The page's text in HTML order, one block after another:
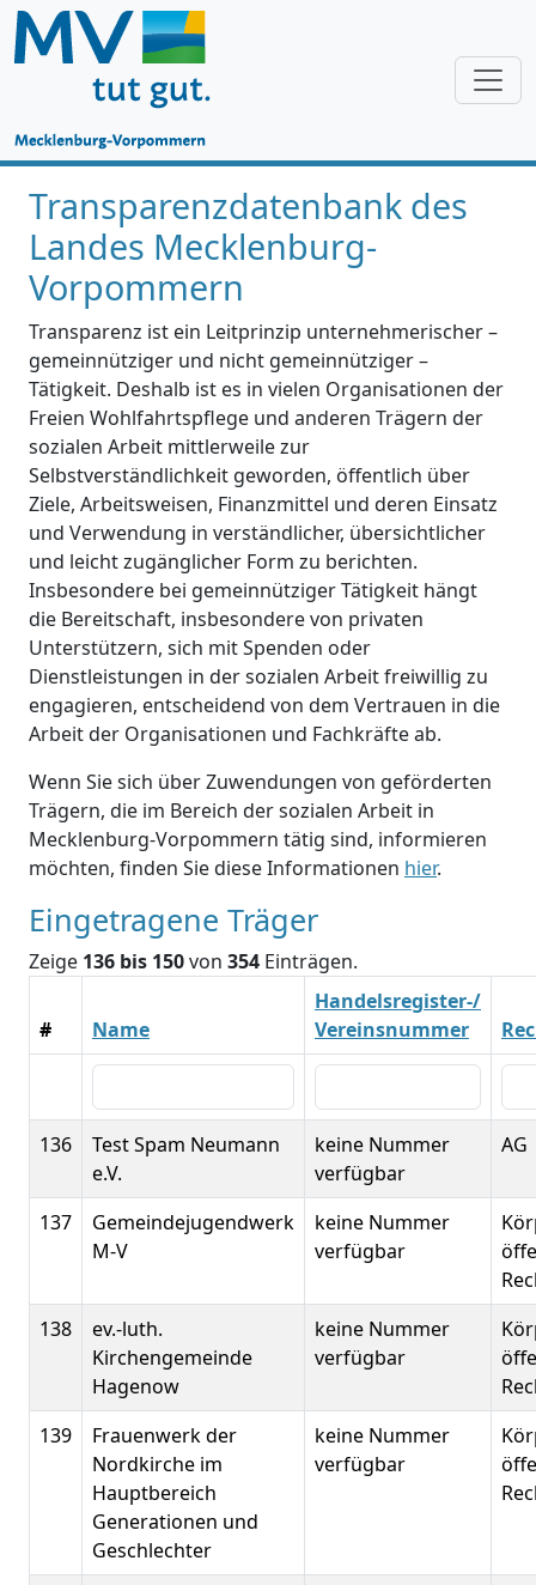
Transparenzdatenbank des
Landes Mecklenburg-
Vorpommern
Transparenz ist ein Leitprinzip unternehmerischer –
gemeinnütziger und nicht gemeinnütziger –
Tätigkeit. Deshalb ist es in vielen Organisationen der
Freien Wohlfahrtspflege und anderen Trägern der
sozialen Arbeit mittlerweile zur
Selbstverständlichkeit geworden, öffentlich über
Ziele, Arbeitsweisen, Finanzmittel und deren Einsatz
und Verwendung in verständlicher, übersichtlicher
und leicht zugänglicher Form zu berichten.
Insbesondere bei gemeinnütziger Tätigkeit hängt
die Bereitschaft, insbesondere von privaten
Unterstützern, sich mit Spenden oder
Dienstleistungen in der sozialen Arbeit freiwillig zu
engagieren, entscheidend von dem Vertrauen in die
Arbeit der Organisationen und Fachkräfte ab.
Wenn Sie sich über Zuwendungen von geförderten
Trägern, die im Bereich der sozialen Arbeit in
Mecklenburg-Vorpommern tätig sind, informieren
möchten, finden Sie diese Informationen hier.
Eingetragene Träger
Zeige 136 bis 150von 354 Einträgen.
# Name
Handelsregister-/
Vereinsnummer
136
Test Spam Neumann
e.V.
keine Nummer
verfügbar
AG
137
Gemeindejugendwerk
M-V
keine Nummer
verfügbar
138
ev.-luth.
Kirchengemeinde
Hagenow
keine Nummer
verfügbar
139
Frauenwerk der
Nordkirche im
Hauptbereich
Generationen und
Geschlechter
keine Nummer
verfügbar